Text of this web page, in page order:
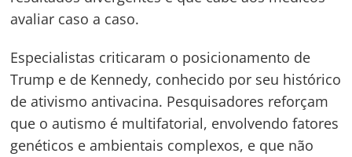
avaliar caso a caso.
Especialistas criticaram o posicionamento de
Trump e de Kennedy, conhecido por seu histórico
de ativismo antivacina. Pesquisadores reforçam
que o autismo é multifatorial, envolvendo fatores
genéticos e ambientais complexos, e que não